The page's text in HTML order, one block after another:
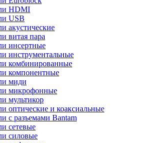
HDMI
USB
акустические
витая пара
инсертные
инструментальные
комбинированные
компонентные
миди
микрофонные
мультикор
оптические и коаксиальные
с разъемами Bantam
сетевые
силовые